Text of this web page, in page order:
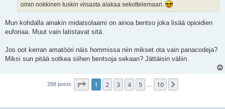
omin nokkinen tuskin viisasta alakaa sekottelemaan.
Mun kohdalla ainakin midatsolaami on ainoa bentso joka lisää opioidien
euforiaa. Muut vain latistavat sitä.
Jos oot kerran amatööri näis hommissa niin mikset ota vain panacodeja?
Miksi sun pitää sotkea siihen bentsoja sekaan? Jättäisin väliin.
288 posts Page 1of 10
1 2 3 4 5 10